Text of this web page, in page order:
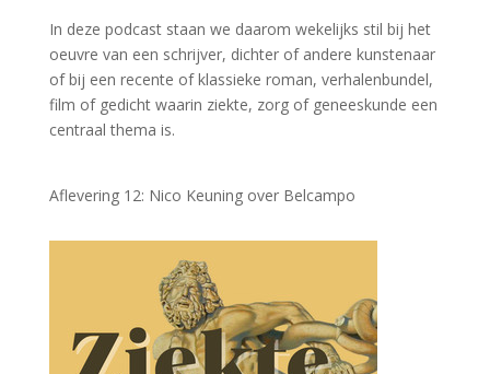
In deze podcast staan we daarom wekelijks stil bij het
oeuvre van een schrijver, dichter of andere kunstenaar
of bij een recente of klassieke roman, verhalenbundel,
film of gedicht waarin ziekte, zorg of geneeskunde een
centraal thema is.
Aflevering 12: Nico Keuning over Belcampo